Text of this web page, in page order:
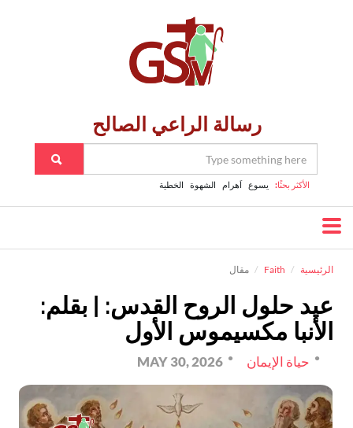
رسالة الراعي الصالح
الأكثر بحثًا: يسوع اَهرام الشهوة الخطية
الرئيسية Faith مقال
عيد حلول الروح القدس: | بقلم:
الأنبا مكسيموس الأول
حياة الإيمان MAY 30, 2026